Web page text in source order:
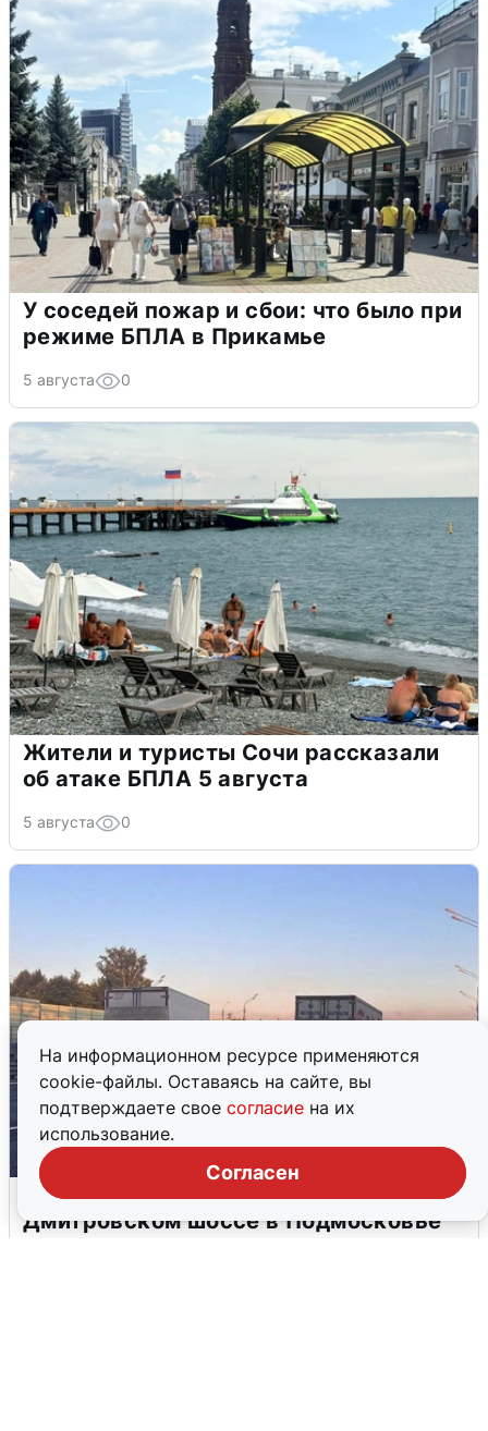
На информационном ресурсе применяются
cookie-файлы. Оставаясь на сайте, вы
подтверждаете свое согласие на их
использование.
Согласен
У соседей пожар и сбои: что было при
режиме БПЛА в Прикамье
5 августа 0
Жители и туристы Сочи рассказали
об атаке БПЛА 5 августа
5 августа 0
Пять машин столкнулись на
Дмитровском шоссе в Подмосковье